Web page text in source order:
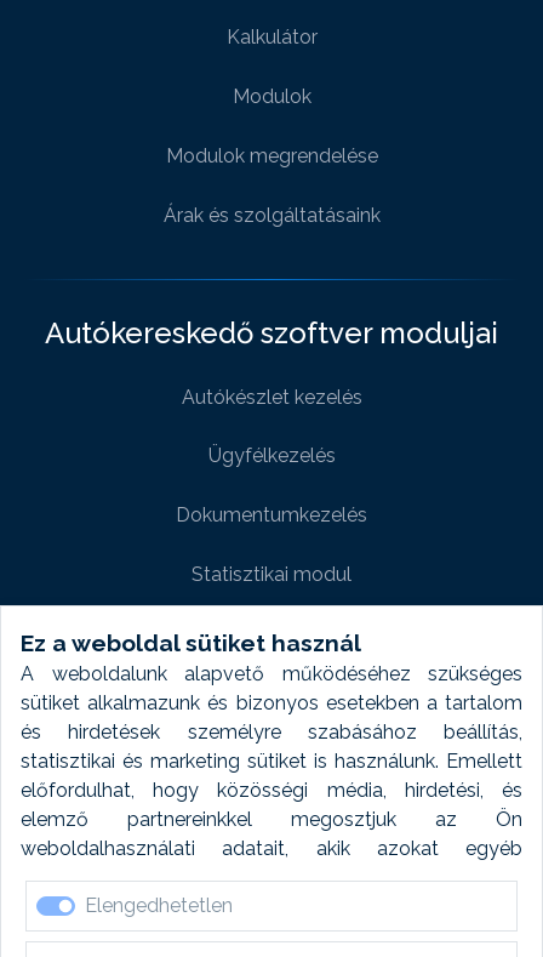
Ez a weboldal sütiket használ
A weboldalunk alapvető működéséhez szükséges
sütiket alkalmazunk és bizonyos esetekben a tartalom
és hirdetések személyre szabásához beállítás,
statisztikai és marketing sütiket is használunk. Emellett
előfordulhat, hogy közösségi média, hirdetési, és
elemző partnereinkkel megosztjuk az Ön
weboldalhasználati adatait, akik azokat egyéb
forrásokból gyűjtött adatokkal kombinálhatják. A sütik
elfogadásával kapcsolatosan naplózást végzünk és
ezen adatokat 6 hónap után automatikusan töröljük. A
Elengedhetetlen
Kalkulátor
Modulok
Modulok megrendelése
Árak és szolgáltatásaink
Autókereskedő szoftver moduljai
Autókészlet kezelés
Ügyfélkezelés
Dokumentumkezelés
Statisztikai modul
Weboldal modul
Fényképtár extra modul
Autómosó modul
Feladatütemezés